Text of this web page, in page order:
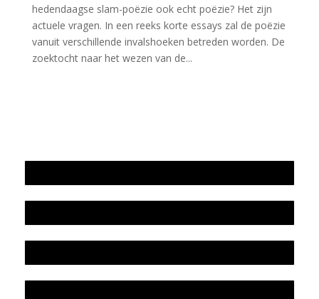
hedendaagse slam-poëzie ook echt poëzie? Het zijn
actuele vragen. In een reeks korte essays zal de poëzie
vanuit verschillende invalshoeken betreden worden. De
zoektocht naar het wezen van de...